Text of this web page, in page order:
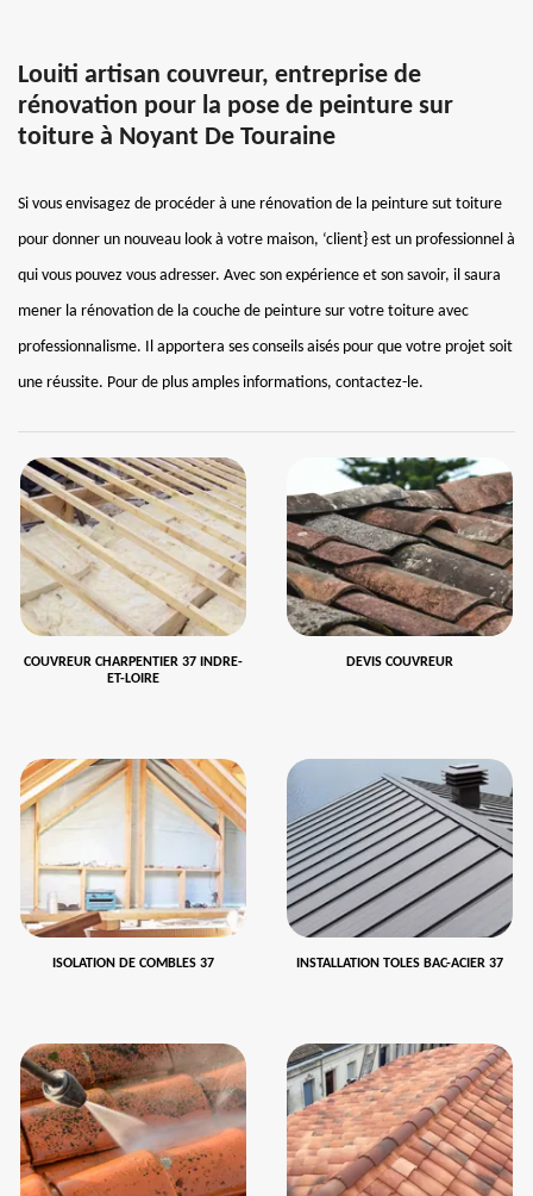
Louiti artisan couvreur, entreprise de
rénovation pour la pose de peinture sur
toiture à Noyant De Touraine
Si vous envisagez de procéder à une rénovation de la peinture sut toiture
pour donner un nouveau look à votre maison, ‘client} est un professionnel à
qui vous pouvez vous adresser. Avec son expérience et son savoir, il saura
mener la rénovation de la couche de peinture sur votre toiture avec
professionnalisme. Il apportera ses conseils aisés pour que votre projet soit
une réussite. Pour de plus amples informations, contactez-le.
COUVREUR CHARPENTIER 37 INDRE-
ET-LOIRE
DEVIS COUVREUR
ISOLATION DE COMBLES 37 INSTALLATION TOLES BAC-ACIER 37